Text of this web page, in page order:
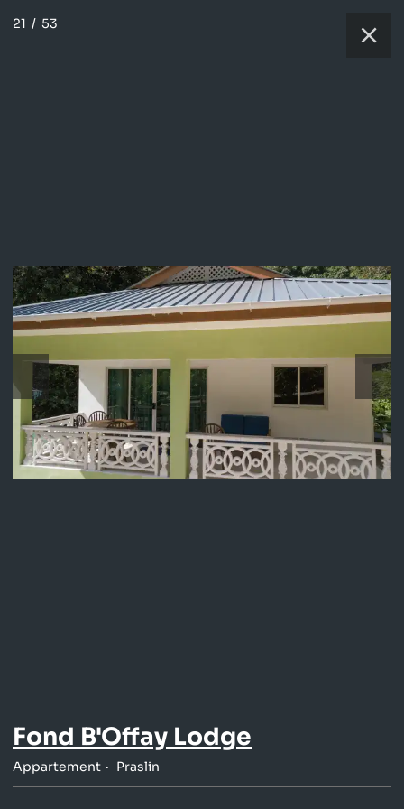
21 / 53
Fond B'Offay Lodge
Appartement Praslin